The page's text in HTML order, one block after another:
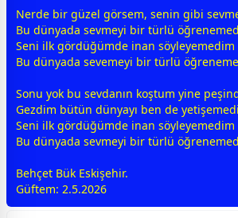
Nerde bir güzel görsem, senin gibi
Bu dünyada sevmeyi bir türlü
Seni ilk gördüğümde inan söyleyemedim
Bu dünyada sevemeyi bir türlü
Sonu yok bu sevdanın koştum yine
Gezdim bütün dünyayı ben de
Seni ilk gördüğümde inan söyleyemedim
Bu dünyada sevmeyi bir türlü
Behçet Bük Eskişehir.
Güftem: 2.5.2026